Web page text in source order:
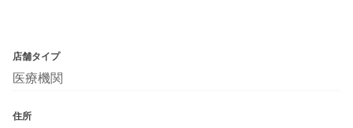
店舗タイプ
医療機関
住所